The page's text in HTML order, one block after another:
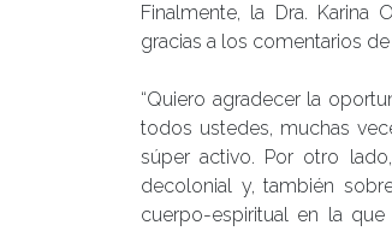
Finalmente, la Dra. Karina
gracias a los comentarios
“Quiero agradecer la
todos ustedes, muchas
súper activo. Por otro
decolonial y, también
cuerpo-espiritual en la